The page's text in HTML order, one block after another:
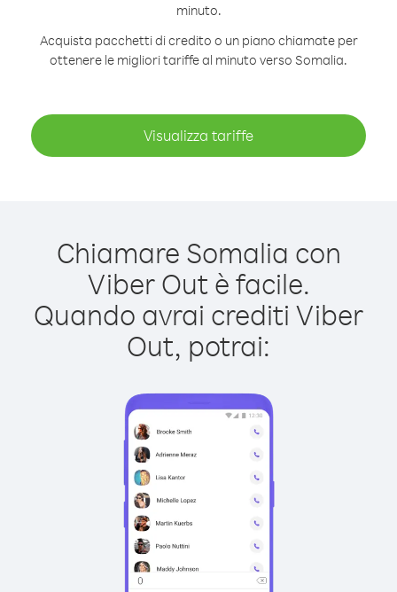
minuto.
Acquista pacchetti di credito o un piano chiamate per
ottenere le migliori tariffe al minuto verso Somalia.
Visualizza tariffe
Chiamare Somalia con
Viber Out è facile.
Quando avrai crediti Viber
Out, potrai: